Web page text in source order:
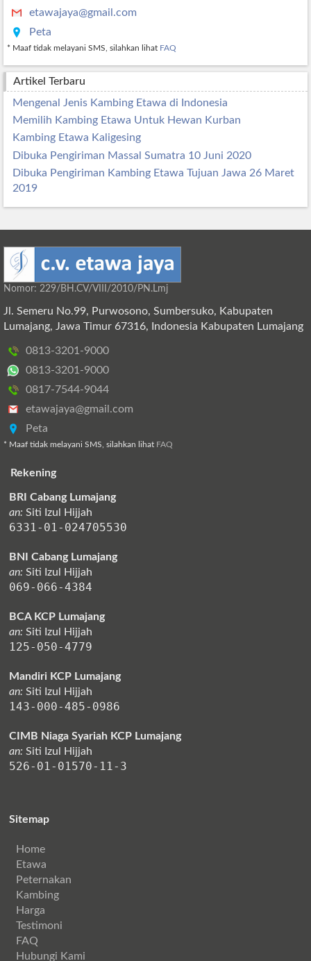
etawajaya@gmail.com
Peta
* Maaf tidak melayani SMS, silahkan lihat FAQ
Artikel Terbaru
Mengenal Jenis Kambing Etawa di Indonesia
Memilih Kambing Etawa Untuk Hewan Kurban
Kambing Etawa Kaligesing
Dibuka Pengiriman Massal Sumatra 10 Juni 2020
Dibuka Pengiriman Kambing Etawa Tujuan Jawa 26 Maret
2019
Nomor: 229/BH.CV/VIII/2010/PN.Lmj
Jl. Semeru No.99, Purwosono, Sumbersuko, Kabupaten
Lumajang, Jawa Timur 67316, Indonesia Kabupaten Lumajang
0813-3201-9000
0813-3201-9000
0817-7544-9044
etawajaya@gmail.com
Peta
* Maaf tidak melayani SMS, silahkan lihat FAQ
Rekening
BRI Cabang Lumajang
an: Siti Izul Hijjah
6331-01-024705530
BNI Cabang Lumajang
an: Siti Izul Hijjah
069-066-4384
BCA KCP Lumajang
an: Siti Izul Hijjah
125-050-4779
Mandiri KCP Lumajang
an: Siti Izul Hijjah
143-000-485-0986
CIMB Niaga Syariah KCP Lumajang
an: Siti Izul Hijjah
526-01-01570-11-3
Sitemap
Home
Etawa
Peternakan
Kambing
Harga
Testimoni
FAQ
Hubungi Kami